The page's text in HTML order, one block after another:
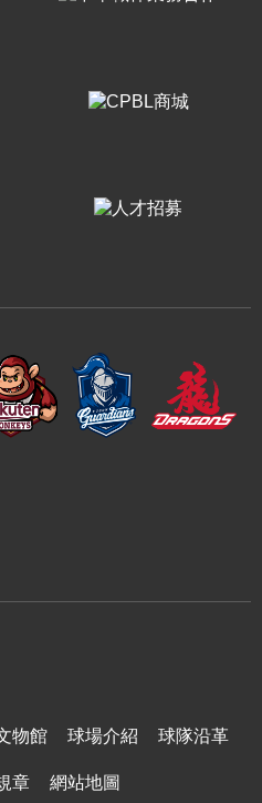
物館 球場介紹 球隊沿革
章 網站地圖